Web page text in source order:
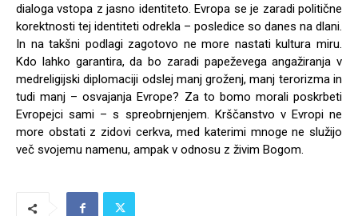
dialoga vstopa z jasno identiteto. Evropa se je zaradi politične
korektnosti tej identiteti odrekla – posledice so danes na dlani.
In na takšni podlagi zagotovo ne more nastati kultura miru.
Kdo lahko garantira, da bo zaradi papeževega angažiranja v
medreligijski diplomaciji odslej manj groženj, manj terorizma in
tudi manj – osvajanja Evrope? Za to bomo morali poskrbeti
Evropejci sami – s spreobrnjenjem. Krščanstvo v Evropi ne
more obstati z zidovi cerkva, med katerimi mnoge ne služijo
več svojemu namenu, ampak v odnosu z živim Bogom.